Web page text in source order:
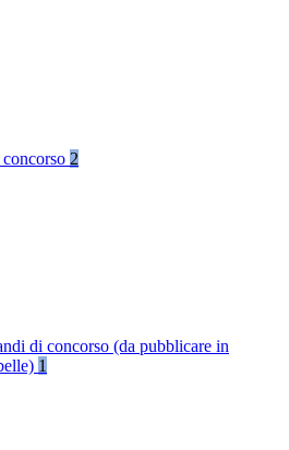
2
di concorso (da pubblicare in
1